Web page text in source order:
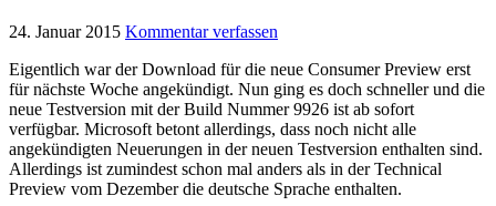
24. Januar 2015 Kommentar verfassen
Eigentlich war der Download für die neue Consumer Preview erst
für nächste Woche angekündigt. Nun ging es doch schneller und die
neue Testversion mit der Build Nummer 9926 ist ab sofort
verfügbar. Microsoft betont allerdings, dass noch nicht alle
angekündigten Neuerungen in der neuen Testversion enthalten sind.
Allerdings ist zumindest schon mal anders als in der Technical
Preview vom Dezember die deutsche Sprache enthalten.